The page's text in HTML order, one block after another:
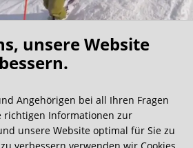
a ride!
tolle Gästebucheinträge,
sehr ungewöhnlich.
unsere Website
Angehörigen bei all Ihren Fragen
richtigen Informationen zur
unsere Website optimal für Sie zu